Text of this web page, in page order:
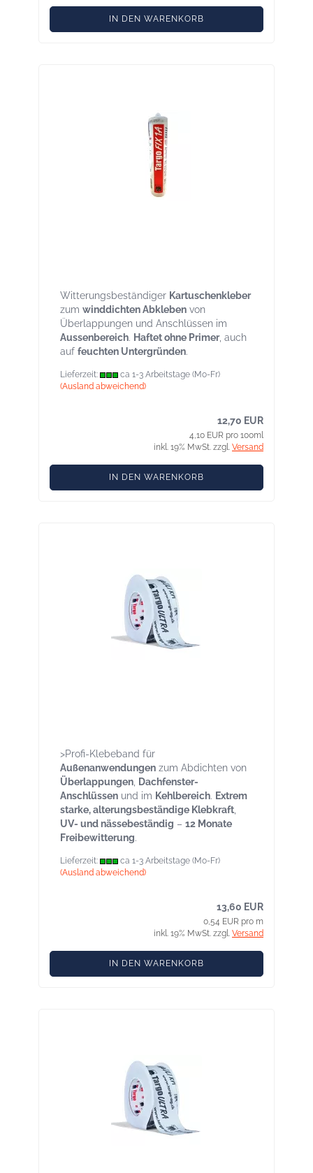
IN DEN WARENKORB
Witterungsbeständiger Kartuschenkleber
zum winddichten Abkleben von
Überlappungen und Anschlüssen im
Aussenbereich. Haftet ohne Primer, auch
auf feuchten Untergründen.
Lieferzeit:
ca 1-3 Arbeitstage (Mo-Fr)
(Ausland abweichend)
12,70 EUR
4,10 EUR pro 100ml
inkl. 19% MwSt. zzgl. Versand
IN DEN WARENKORB
>Profi-Klebeband für
Außenanwendungen zum Abdichten von
Überlappungen
Dachfenster-
Anschlüssen und im Kehlbereich. Extrem
starke, alterungsbeständige Klebkraft
UV- und nässebeständig – 12 Monate
Freibewitterung.
Lieferzeit:
ca 1-3 Arbeitstage (Mo-Fr)
(Ausland abweichend)
13,60 EUR
0,54 EUR pro m
inkl. 19% MwSt. zzgl. Versand
IN DEN WARENKORB